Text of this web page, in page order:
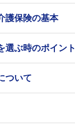
選ぶ時のポイント
ついて
護保険の基本
選ぶ時のポイント
ついて